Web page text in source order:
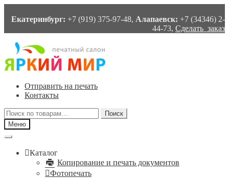
Екатеринбург: +7 (919) 375-97-48, Алапаевск: +7 (34346) 2-
44-73, Сделать заказ
Перейти
навигации
Перейти
содержимому
Отправить на печать
Контакты
Искать:
Поиск
Меню
Каталог
Копирование и печать документов
Фотопечать